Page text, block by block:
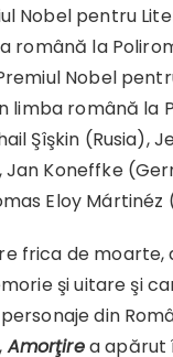
Nobel pentru
română la
Nobel
limba română la
Şîşkin (Rusia),
Jan Koneffke
Eloy
frica de moarte,
şi uitare şi
din
Amorţirea apărut